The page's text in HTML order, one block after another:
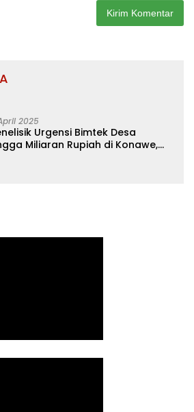
2025
Urgensi Bimtek Desa
Miliaran Rupiah di Konawe,